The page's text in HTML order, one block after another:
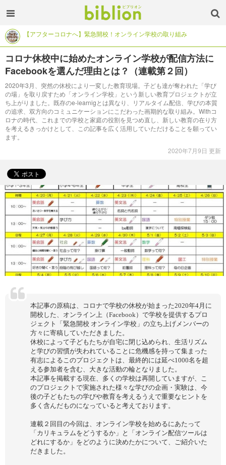
【アフターコロナへ】緊急開校！オンライン学校の取り組み
コロナ休校中に始めたオンライン学校が配信方法に
Facebookを選んだ理由とは？（連載第２回）
2020年3月、突然の休校により一変した教育現場。子ども達が奪われた「学び
の場」を取り戻すため「オンライン学校」という新しい教育プロジェクトが立
ち上がりました。既存のe-learnigとは異なり、リアルタイム配信、学びの本質
の追求、双方向のコミュニケーションにこだわった画期的な取り組み。Withコ
ロナの時代、これまでの学校と家庭の役割を見つめ直し、新しい教育の在り方
を考えるきっかけとして、この記事を広く活用していただけることを願ってい
ます。
2020年7月9日 更新
本記事の原稿は、コロナで学校の休校が始まった2020年4月に
開校した、オンライン上（Facebook）で学校を提供するプロ
ジェクト「緊急開校 オンライン学校」の立ち上げメンバーの
方々に寄稿していただきました。
休校によって子どもたちが自宅に閉じ込められ、生活リズム
と学びの習慣が失われていることに危機感を持って集まった
有志によるこのプロジェクトは、最終的には延べ1000名を超
える参加者を含む、大きな活動の輪となりました。
本記事を掲載する現在、多くの学校は再開していますが、こ
のプロジェクトで実施された様々な学びの企画・実験は、今
後の子どもたちの学びや教育を考えるうえで重要なヒントを
多く含んだものになっていると考えております。
連載２回目の今回は、オンライン学校を始めるにあたって
「カリキュラムをどうするか」と「オンライン配信ツールは
どれにするか」をどのように決めたかについて、ご紹介いた
だきました。